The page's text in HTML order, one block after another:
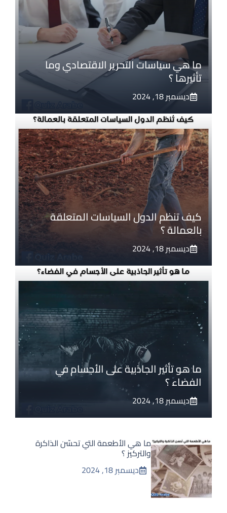
ما هي سياسات التحرير الاقتصادي وما
تأثيرها ؟
ديسمبر 18, 2024
كيف تنظم الدول السياسات المتعلقة
بالعمالة ؟
ديسمبر 18, 2024
ما هو تأثير الجاذبية على الأجسام في
الفضاء ؟
ديسمبر 18, 2024
ما هي الأطعمة التي تحسّن الذاكرة
والتركيز ؟
ديسمبر 18, 2024